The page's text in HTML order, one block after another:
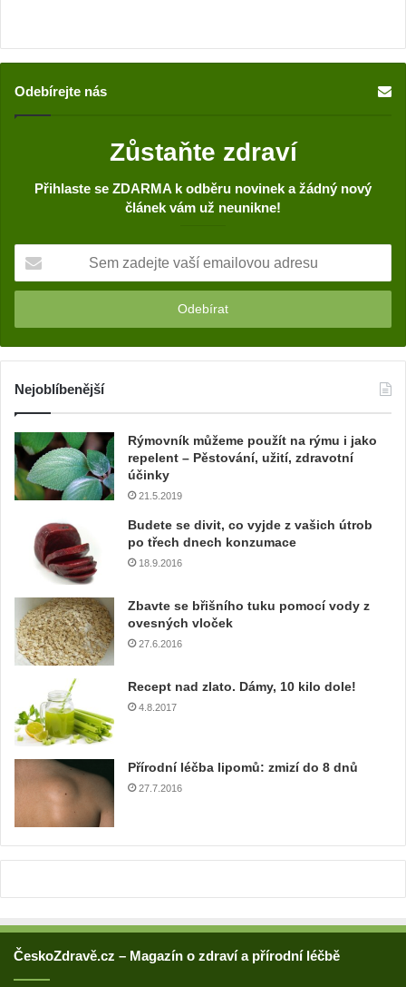
Odebírejte nás
Zůstaňte zdraví
Přihlaste se ZDARMA k odběru novinek a žádný nový
článek vám už neunikne!
m
a
d
j
v
a
š
í
l
v
o
d
r
Nejoblíbenější
Rýmovník můžeme použít na rýmu i jako
repelent – Pěstování, užití, zdravotní
účinky
21.5.2019
Budete se divit, co vyjde z vašich útrob
po třech dnech konzumace
18.9.2016
Zbavte se břišního tuku pomocí vody z
ovesných vloček
27.6.2016
Recept nad zlato. Dámy, 10 kilo dole!
4.8.2017
Přírodní léčba lipomů: zmizí do 8 dnů
27.7.2016
ČeskoZdravě.cz – Magazín o zdraví a přírodní léčbě